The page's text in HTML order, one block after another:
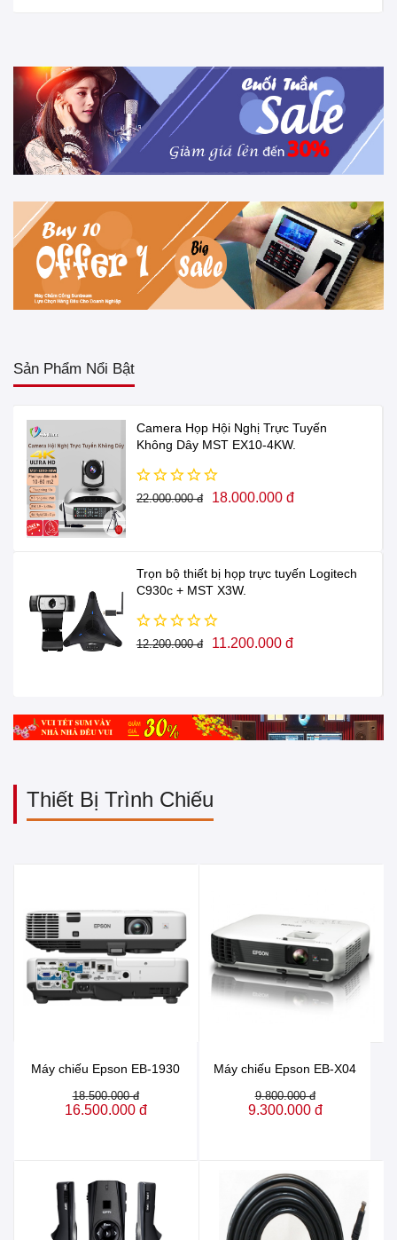
Sản Phẩm Nổi Bật
Camera Họp Hội Nghị Trực Tuyến
Không Dây MST EX10-4KW.
22.000.000 đ 18.000.000 đ
Trọn bộ thiết bị họp trực tuyến Logitech
C930c + MST X3W.
12.200.000 đ 11.200.000 đ
Thiết Bị Trình Chiếu
Máy chiếu Epson EB-1930
18.500.000 đ
16.500.000 đ
Máy chiếu Epson EB-X04
9.800.000 đ
9.300.000 đ